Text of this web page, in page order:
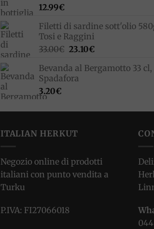
12.99€
Filetti di sardine sott'olio
Tosi e Raggini
33.00€ Il
originale
era:
23.10€Il
attuale
Bevanda al Bergamotto 33 cl,
Spadafora
3.20€
ITALIAN HERKUT
Negozio online di prodotti
italiani con punto vendita a
Turku
P.IVA: FI27066018
044